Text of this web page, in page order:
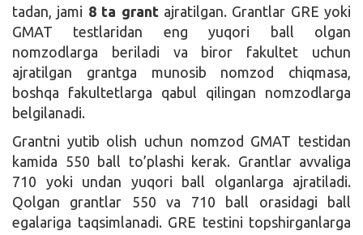
tadan, jami 8 ta grant ajratilgan. Grantlar GRE yoki
GMAT testlaridan eng yuqori ball olgan
nomzodlarga beriladi va biror fakultet uchun
ajratilgan grantga munosib nomzod chiqmasa,
boshqa fakultetlarga qabul qilingan nomzodlarga
belgilanadi.
Grantni yutib olish uchun nomzod GMAT testidan
kamida 550 ball to’plashi kerak. Grantlar avvaliga
710 yoki undan yuqori ball olganlarga ajratiladi.
Qolgan grantlar 550 va 710 ball orasidagi ball
egalariga taqsimlanadi. GRE testini topshirganlarga